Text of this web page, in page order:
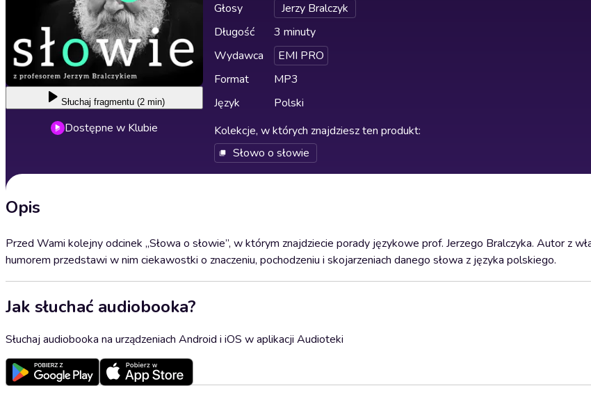
Słuchaj fragmentu (2 min)
Dostępne w Klubie
Głosy
Jerzy Bralczyk
Długość
3 minuty
Wydawca
EMI PRO
Format
MP3
Język
Polski
Kolekcje, w których znajdziesz ten produkt:
Słowo o słowie
Opis
Przed Wami kolejny odcinek „Słowa o słowie”, w którym znajdziecie porady językowe prof. Jerzego Bralczyka. Autor z
humorem przedstawi w nim ciekawostki o znaczeniu, pochodzeniu i skojarzeniach danego słowa z języka polskiego.
Jak słuchać audiobooka?
Słuchaj audiobooka na urządzeniach Android i iOS w aplikacji Audioteki